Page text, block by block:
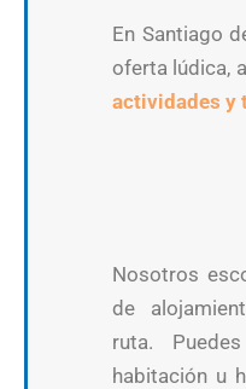
En Santiago
oferta lúdica,
actividades y
Nosotros
de
ruta.
habitación u